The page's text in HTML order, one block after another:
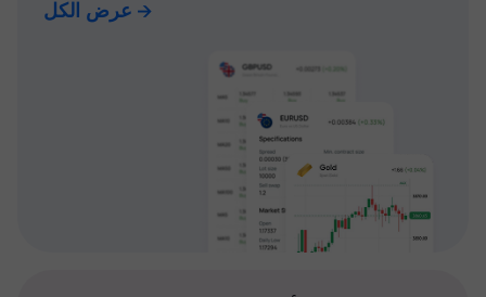
عرض الكل